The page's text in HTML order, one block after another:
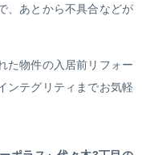
、あとから不具合などが
た物件の入居前リフォー
ンテグリティまでお気軽